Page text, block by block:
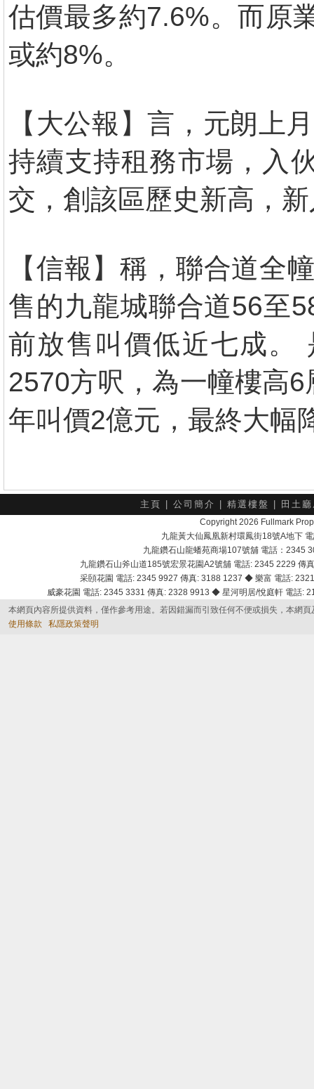
估價最多約7.6%。而原
或約8%。
【大公報】言，元朗上
持續支持租務市場，入
交，創該區歷史新高，
【信報】稱，聯合道全
售的九龍城聯合道56至
前放售叫價低近七成。
2570方呎，為一幢樓高
年叫價2億元，最終大幅
主頁 公司簡介 精選樓盤 田土
Copyright 2026 Fullmark
九龍黃大仙鳳凰新村環鳳街18號A地下
九龍鑽石山龍蟠苑商場107號舖 電話：2345
九龍鑽石山斧山道185號宏景花園A2號舖 電話: 2345 2229
采頣花園 電話: 2345 9927 傳真: 3188 1237 ◆ 樂富 電話:
威豪花園 電話: 2345 3331 傳真: 2328 9913 ◆ 星河明居/悅庭軒 電話
本網頁內容所提供資料，僅作參考用途。若因錯漏而引致任何不便或損失，本網
使用條款
私隱政策聲明